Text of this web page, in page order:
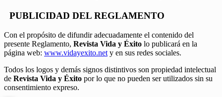
PUBLICIDAD DEL REGLAMENTO
Con el propósito de difundir adecuadamente el contenido del
presente Reglamento, Revista Vida y Éxito lo publicará en la
página web: www.vidayexito.net y en sus redes sociales.
Todos los logos y demás signos distintivos son propiedad intelectual
de Revista Vida y Éxito por lo que no pueden ser utilizados sin su
consentimiento expreso.